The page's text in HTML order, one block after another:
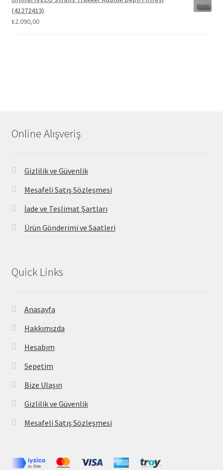
(41272413)
₺2.090,00
Online Alışveriş
Gizlilik ve Güvenlik
Mesafeli Satış Sözleşmesi
İade ve Teslimat Şartları
Ürün Gönderimi ve Saatleri
Quick Links
Anasayfa
Hakkımızda
Hesabım
Sepetim
Bize Ulaşın
Gizlilik ve Güvenlik
Mesafeli Satış Sözleşmesi